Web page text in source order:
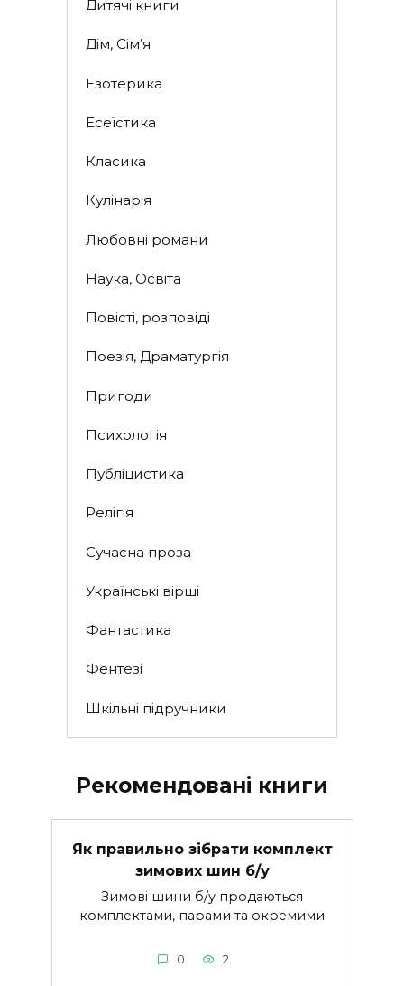
Дитячі книги
Дім, Сім’я
Езотерика
Есеїстика
Класика
Кулінарія
Любовні романи
Наука, Освіта
Повісті, розповіді
Поезія, Драматургія
Пригоди
Психологія
Публіцистика
Релігія
Сучасна проза
Українські вірші
Фантастика
Фентезі
Шкільні підручники
Рекомендовані книги
Як правильно зібрати комплект
зимових шин б/у
Зимові шини б/у продаються
комплектами, парами та окремими
0 2